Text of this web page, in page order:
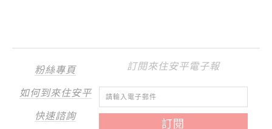
粉絲專頁
如何到來住安平
快速諮詢
訂閱來住安平電子報